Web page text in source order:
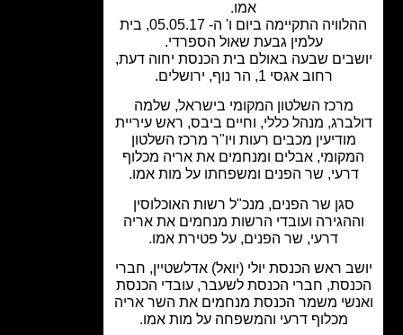
ההלוויה התקיימה ביום ו' ה- 05.05.17, בית
עלמין גבעת שאול הספרדי.
שבעה באולם בית הכנסת יחוה דעת,
רחוב אגסי 1, הר נוף, ירושלים.
מרכז השלטון המקומי בישראל, שלמה
מנהל כללי, וחיים ביבס, ראש עיריית
מודיעין מכבים רעות ויו"ר מרכז השלטון
אבלים ומנחמים את אריה מכלוף
שר הפנים ומשפחתו על מות אמו.
סגן שר הפנים, מנכ"ל רשות האוכלוסין
ועובדי הרשות מנחמים את אריה
דרעי, שר הפנים, על פטירת אמו.
ראש הכנסת יולי (יואל) אדלשטיין, חברי
חברי הכנסת לשעבר, עובדי הכנסת
משמר הכנסת מנחמים את השר אריה
מכלוף דרעי והמשפחה על מות אמו.